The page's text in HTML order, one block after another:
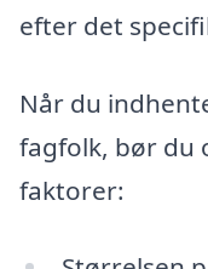
efter det
Når du
fagfolk, bør du
faktorer: